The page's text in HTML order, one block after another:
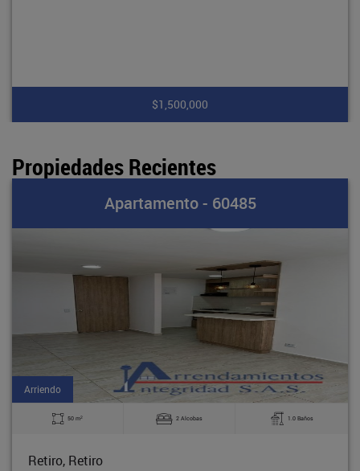
$1,500,000
Propiedades Recientes
Apartamento - 60485
Arriendo
50 m2 2 Alcobas 1.0 Baños
Retiro, Retiro